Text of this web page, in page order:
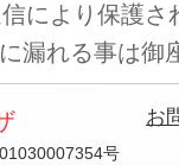
により保護さ
漏れる事は御
号
お